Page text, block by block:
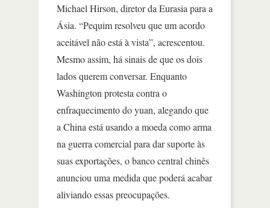
Michael Hirson, diretor da Eurasia para a
Ásia. “Pequim resolveu que um acordo
aceitável não está à vista”, acrescentou.
Mesmo assim, há sinais de que os dois
lados querem conversar. Enquanto
Washington protesta contra o
enfraquecimento do yuan, alegando que
a China está usando a moeda como arma
na guerra comercial para dar suporte às
suas exportações, o banco central chinês
anunciou uma medida que poderá acabar
aliviando essas preocupações.